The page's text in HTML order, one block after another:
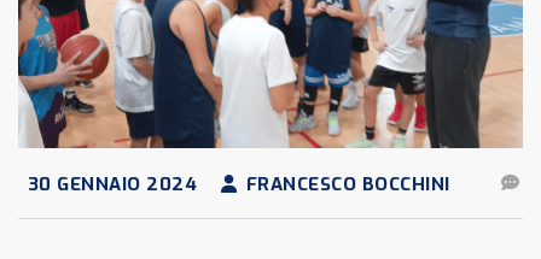
30 GENNAIO 2024 FRANCESCO BOCCHINI